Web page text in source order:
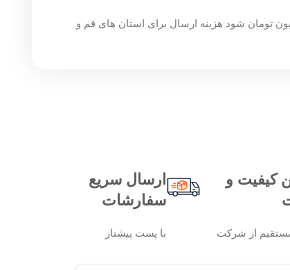
جمع صورت حساب شما بالای 200 میلیون تومان شود هزینه ارسال برای استان های قم و
کیفیت و
از شرکت
ارسال سریع
سفارشات
با پست پیشتاز